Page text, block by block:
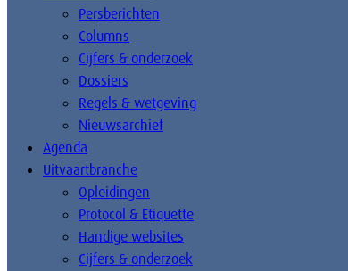
Persberichten
Columns
Cijfers & onderzoek
Dossiers
Regels & wetgeving
Nieuwsarchief
Agenda
Uitvaartbranche
Opleidingen
Protocol & Etiquette
Handige websites
Cijfers & onderzoek